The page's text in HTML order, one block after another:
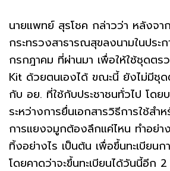
นายแพทย์ สุรโชค กล่าวว่า หลังจา
กระทรวงสาธารณสุขลงนามในประ
กรกฎาคม ที่ผ่านมา เพื่อให้ใช้ชุดต
Kit ด้วยตนเองได้ ขณะนี้ ยังไม่มีชุด
กับ อย. ที่ใช้กับประชาชนทั่วไป โด
ระหว่างการยื่นเอกสารวิธีการใช้สำ
การแยงจมูกต้องลึกแค่ไหน ทำอย่า
ทิ้งอย่างไร เป็นต้น เพื่อขึ้นทะเบียนก
โดยคาดว่าจะขึ้นทะเบียนได้วันนี้อีก